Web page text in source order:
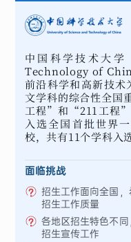
中国科学技术大
Technology of
前沿科学和高新技术
文学科的综合性全国
工程”和“211工程”
入选全国首批世界
校，共有11个学科入
面临挑战
招生工作面向全国
招生工作质量
各地区招生特色不
招生宣传工作